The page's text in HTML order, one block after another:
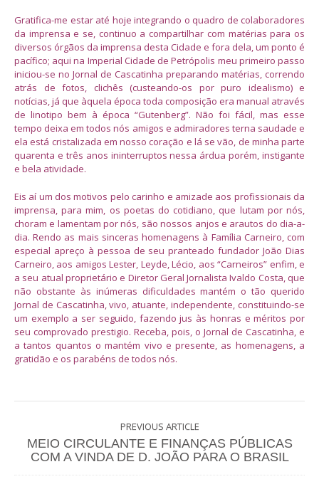
Gratifica-me estar até hoje integrando o quadro de colaboradores
da imprensa e se, continuo a compartilhar com matérias para os
diversos órgãos da imprensa desta Cidade e fora dela, um ponto é
pacífico; aqui na Imperial Cidade de Petrópolis meu primeiro passo
iniciou-se no Jornal de Cascatinha preparando matérias, correndo
atrás de fotos, clichês (custeando-os por puro idealismo) e
notícias, já que àquela época toda composição era manual através
de linotipo bem à época “Gutenberg”. Não foi fácil, mas esse
tempo deixa em todos nós amigos e admiradores terna saudade e
ela está cristalizada em nosso coração e lá se vão, de minha parte
quarenta e três anos ininterruptos nessa árdua porém, instigante
e bela atividade.
Eis aí um dos motivos pelo carinho e amizade aos profissionais da
imprensa, para mim, os poetas do cotidiano, que lutam por nós,
choram e lamentam por nós, são nossos anjos e arautos do dia-a-
dia. Rendo as mais sinceras homenagens à Família Carneiro, com
especial apreço à pessoa de seu pranteado fundador João Dias
Carneiro, aos amigos Lester, Leyde, Lécio, aos “Carneiros” enfim, e
a seu atual proprietário e Diretor Geral Jornalista Ivaldo Costa, que
não obstante às inúmeras dificuldades mantém o tão querido
Jornal de Cascatinha, vivo, atuante, independente, constituindo-se
um exemplo a ser seguido, fazendo jus às honras e méritos por
seu comprovado prestigio. Receba, pois, o Jornal de Cascatinha, e
a tantos quantos o mantém vivo e presente, as homenagens, a
gratidão e os parabéns de todos nós.
PREVIOUS ARTICLE
MEIO CIRCULANTE E FINANÇAS PÚBLICAS
COM A VINDA DE D. JOÃO PARA O BRASIL